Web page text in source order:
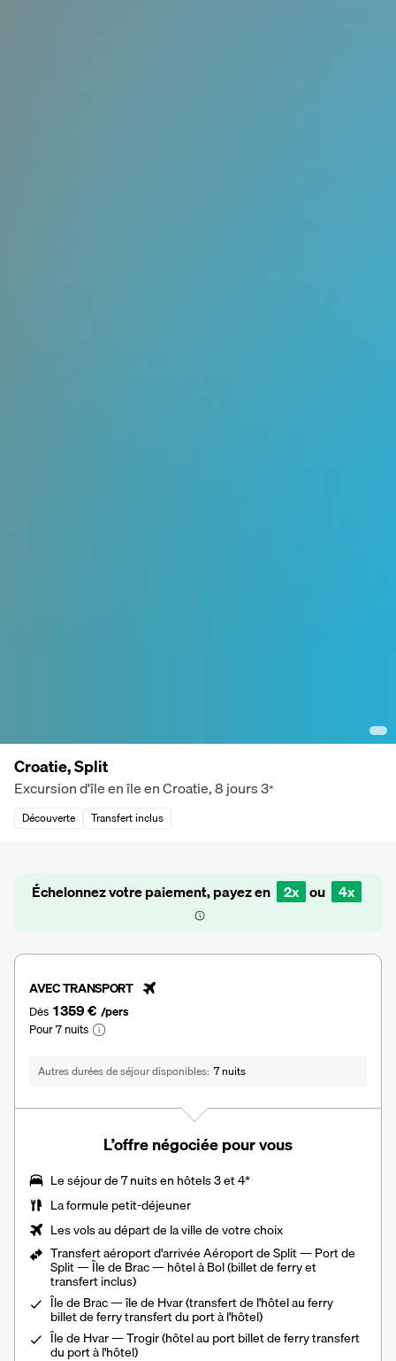
Croatie, Split
Excursion d'île en île en Croatie, 8 jours3*
Découverte Transfert inclus
Échelonnez votre paiement, payez en 2x ou 4x
AVEC TRANSPORT
Dès 1 359 € /pers
Pour 7 nuits
Autres durées de séjour disponibles 7 nuits
L’offre négociée pour vous
Le séjour de 7 nuits en hôtels 3 et 4*
La formule petit-déjeuner
Les vols au départ de la ville de votre choix
Transfert aéroport d'arrivée Aéroport de Split — Port de
Split — Île de Brac — hôtel à Bol (billet de ferry et
transfert inclus)
Île de Brac — île de Hvar (transfert de l'hôtel au ferry
billet de ferry transfert du port à l'hôtel)
Île de Hvar — Trogir (hôtel au port billet de ferry transfert
du port à l'hôtel)